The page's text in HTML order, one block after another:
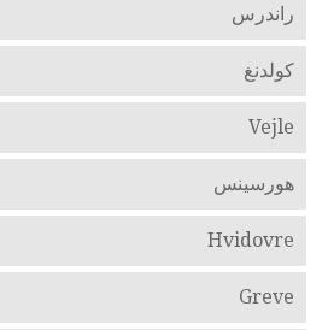
راندرس
كولدنغ
Vejle
هورسينس
Hvidovre
Greve